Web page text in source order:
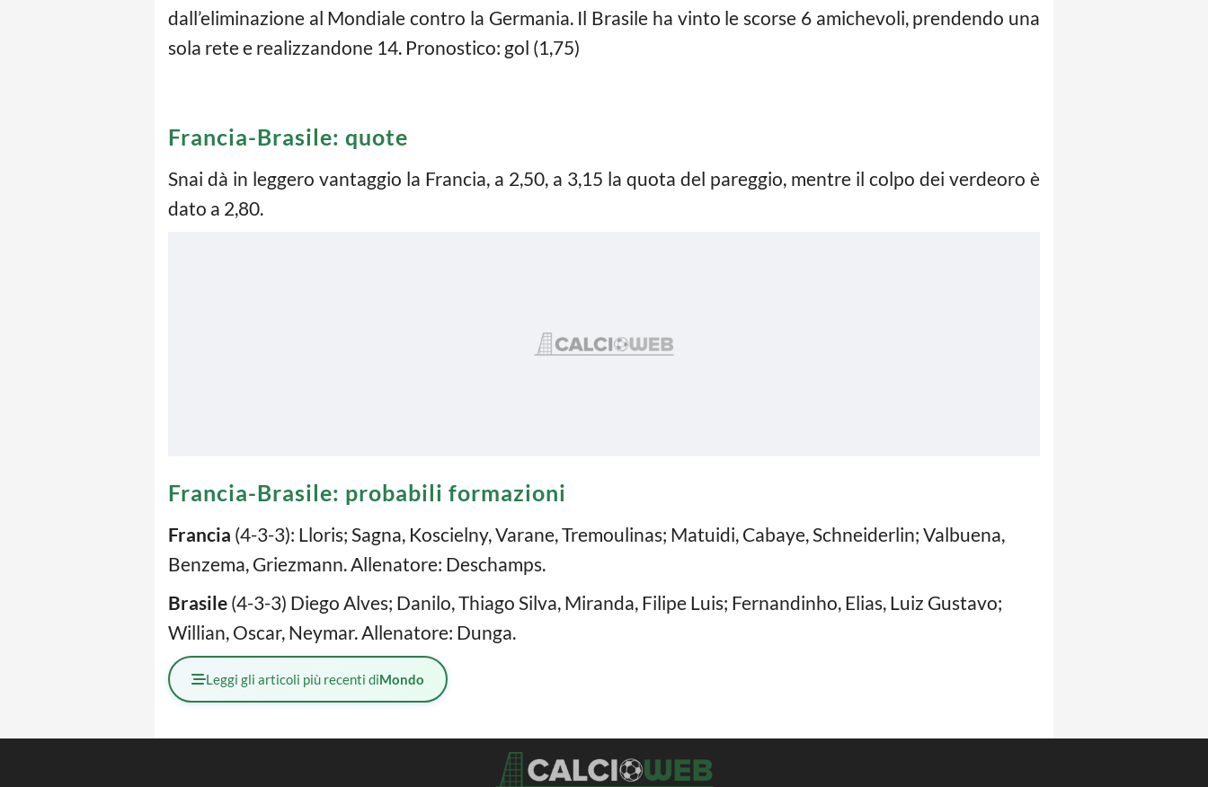
dall’eliminazione al Mondiale contro la Germania. Il Brasile ha vinto le scorse 6 amichevoli, prendendo una
sola rete e realizzandone 14. Pronostico: gol (1,75)
Francia-Brasile: quote
Snai dà in leggero vantaggio la Francia, a 2,50, a 3,15 la quota del pareggio, mentre il colpo dei verdeoro è
dato a 2,80.
Francia-Brasile: probabili formazioni
Francia (4-3-3): Lloris; Sagna, Koscielny, Varane, Tremoulinas; Matuidi, Cabaye, Schneiderlin; Valbuena,
Benzema, Griezmann. Allenatore: Deschamps.
Brasile (4-3-3) Diego Alves; Danilo, Thiago Silva, Miranda, Filipe Luis; Fernandinho, Elias, Luiz Gustavo;
Willian, Oscar, Neymar. Allenatore: Dunga.
Leggi gli articoli più recenti diMondo